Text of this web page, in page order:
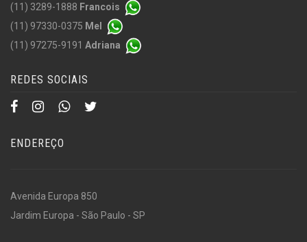
(11) 3289-1888 Francois
(11) 97330-0375 Mel
(11) 97275-9191 Adriana
REDES SOCIAIS
ENDEREÇO
Avenida Europa 850
Jardim Europa - São Paulo - SP